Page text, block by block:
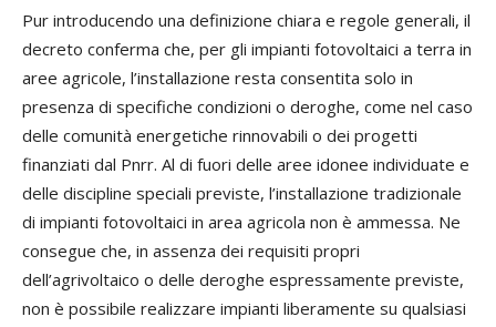
Pur introducendo una definizione chiara e regole generali, il
decreto conferma che, per gli impianti fotovoltaici a terra in
aree agricole, l’installazione resta consentita solo in
presenza di specifiche condizioni o deroghe, come nel caso
delle comunità energetiche rinnovabili o dei progetti
finanziati dal Pnrr. Al di fuori delle aree idonee individuate e
delle discipline speciali previste, l’installazione tradizionale
di impianti fotovoltaici in area agricola non è ammessa. Ne
consegue che, in assenza dei requisiti propri
dell’agrivoltaico o delle deroghe espressamente previste,
non è possibile realizzare impianti liberamente su qualsiasi